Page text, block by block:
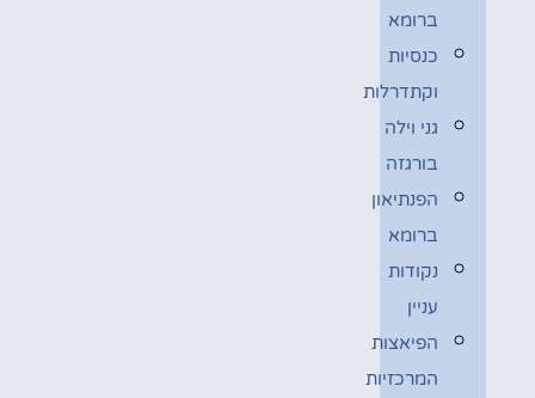
ברומא
כנסיות
וקתדרלות
גני וילה
בורגזה
הפנתיאון
ברומא
נקודות
עניין
הפיאצות
המרכזיות